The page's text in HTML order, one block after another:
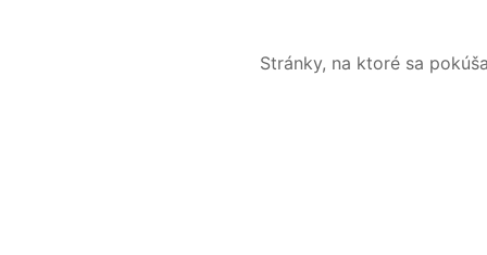
Stránky, na ktoré sa